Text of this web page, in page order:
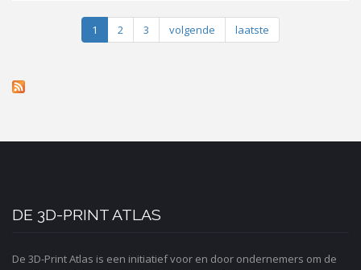
1 2 3 volgende laatste
DE 3D-PRINT ATLAS
De 3D-Print Atlas is een initiatief voor en door ondernemers om de